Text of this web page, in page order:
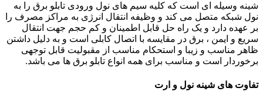
شینه وسیله ای است که کلیه سیم های نول ورودی تابلو برق را به
نول شبکه متصل می کند و وظیفه انتقال انرژی به مراکز مصرف را
بر عهده دارد و یک راه حل قابل اطمینان و کم حجم جهت انتقال
سریع و ایمن ، برق در مقایسه با اتصال کابلی است و به دلیل داشتن
ظاهر مناسب و زیبا و استحکام مناسب از مقبولیت قابل توجهی
برخوردار است و مناسب برای همه انواع تابلو برق ها می باشد.
تفاوت های شینه نول و ارت